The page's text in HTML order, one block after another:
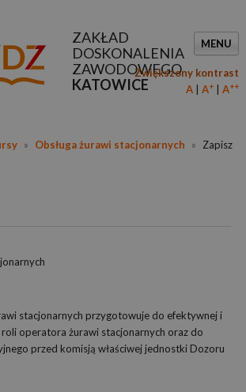
ZAKŁAD
DOSKONALENIA
ZAWODOWEGO
KATOWICE
MENU
Zwiększony kontrast
A
A+ A++
» Obsługa żurawi stacjonarnych »
Zapisz
stacjonarnych przygotowuje do efektywnej i
operatora żurawi stacjonarnych oraz do
przed komisją właściwej jednostki Dozoru